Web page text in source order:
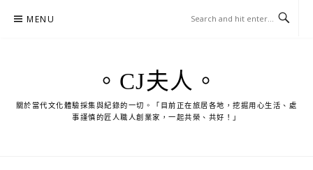
MENU
。CJ夫人。
關於當代文化體驗採集與紀錄的一切。「目前正在旅居各地，挖掘用心生活、處
事謹慎的匠人職人創業家，一起共榮、共好！」